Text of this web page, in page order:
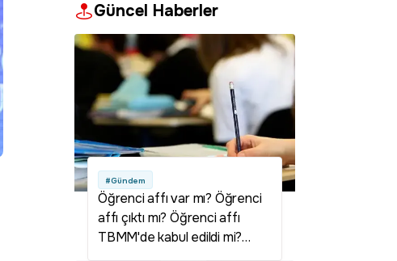
Güncel Haberler
#Gündem
Öğrenci affı var mı? Öğrenci
affı çıktı mı? Öğrenci affı
TBMM'de kabul edildi mi?